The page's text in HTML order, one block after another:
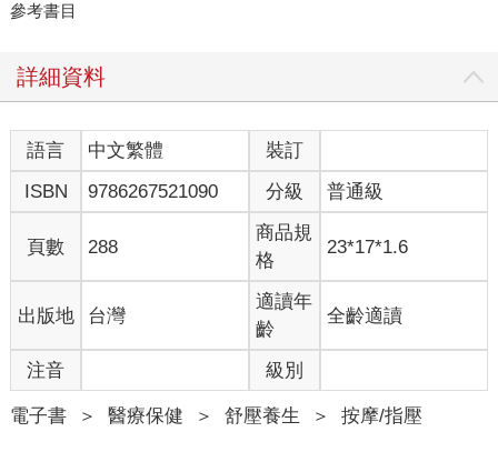
參考書目
詳細資料
語言 中文繁體
裝訂
ISBN
9786267521090 分級 普通級
頁數 288
商品規
格
23*17*1.6
出版地 台灣
適讀年
齡
全齡適讀
注音 級別
電子書 ＞ 醫療保健 ＞ 舒壓養生 ＞ 按摩/指壓